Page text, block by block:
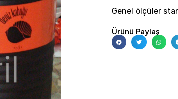
Genel ölçüler
Ürünü Paylaş